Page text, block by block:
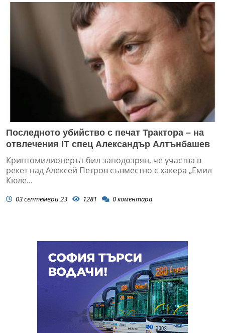
Последното убийство с печат Трактора – на
отвлечения IT спец Александър Алтънбашев
Криптомилионерът бил заподозрян, че участва в
рекет над Алексей Петров съвместно с хакера „Емил
Кюле...
03 септември 23 1281 0коментара